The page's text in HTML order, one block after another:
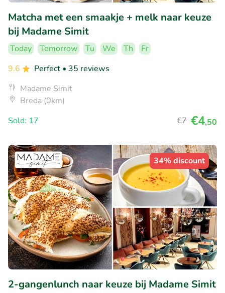
Matcha met een smaakje + melk naar keuze
bij Madame Simit
Today Tomorrow Tu We Th
Fr
9.6
Perfect • 35 reviews
Madame Simit
Breda (0km)
Sold: 17
€7 €4,50
34% discount
2-gangenlunch naar keuze bij Madame Simit